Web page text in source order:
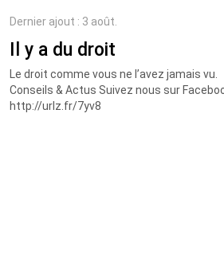
Dernier ajout : 3 août.
Il y a du droit
Le droit comme vous ne l’avez jamais vu.
Conseils & Actus Suivez nous sur
http://urlz.fr/7yv8